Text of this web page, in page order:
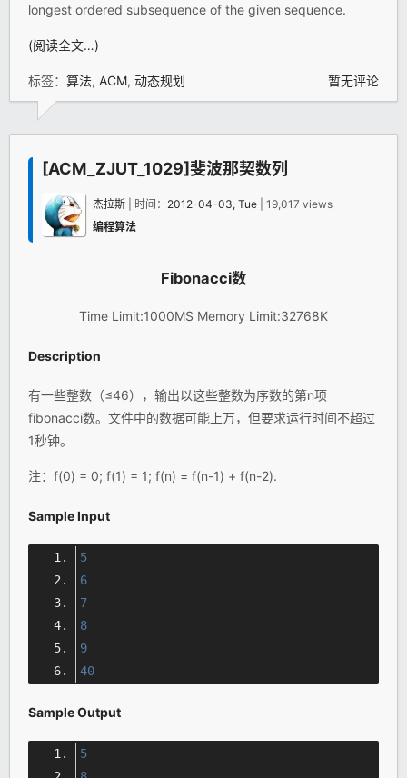
longest ordered subsequence of the given sequence.
(阅读全文…)
标签： 算法, ACM, 动态规划 暂无评论
[ACM_ZJUT_1029]斐波那契数列
杰拉斯 | 时间： 2012-04-03, Tue | 19,017 views
编程算法
Fibonacci数
Time Limit:1000MS Memory Limit:32768K
Description
有一些整数（≤46），输出以这些整数为序数的第n项
fibonacci数。文件中的数据可能上万，但要求运行时间不超过
1秒钟。
注：f(0) = 0; f(1) = 1; f(n) = f(n-1) + f(n-2).
Sample Input
5
6
7
8
9
40
Sample Output
5